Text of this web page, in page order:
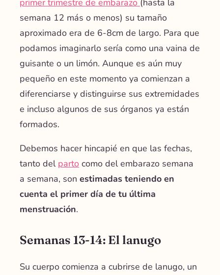
semana 12 más o menos) su tamaño
aproximado era de 6-8cm de largo. Para que
podamos imaginarlo sería como una vaina de
guisante o un limón. Aunque es aún muy
pequeño en este momento ya comienzan a
diferenciarse y distinguirse sus extremidades
e incluso algunos de sus órganos ya están
formados.
Debemos hacer hincapié en que las fechas,
tanto del parto como del embarazo semana
a semana, son estimadas teniendo en
cuenta el primer día de tu última
menstruación.
Semanas 13-14: El lanugo
Su cuerpo comienza a cubrirse de lanugo, un